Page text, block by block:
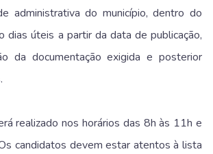
administrativa do município, dentro do
dias úteis a partir da data de publicação,
da documentação exigida e posterior
realizado nos horários das 8h às 11h e
candidatos devem estar atentos à lista